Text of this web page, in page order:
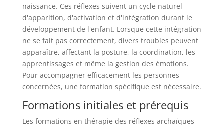
naissance. Ces réflexes suivent un cycle naturel
d'apparition, d'activation et d'intégration durant le
développement de l'enfant. Lorsque cette intégration
ne se fait pas correctement, divers troubles peuvent
apparaître, affectant la posture, la coordination, les
apprentissages et même la gestion des émotions.
Pour accompagner efficacement les personnes
concernées, une formation spécifique est nécessaire.
Formations initiales et prérequis
Les formations en thérapie des réflexes archaïques